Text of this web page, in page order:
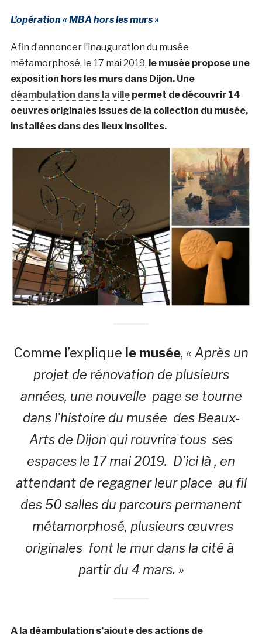
L’opération « MBA hors les murs »
Afin d’annoncer l’inauguration du musée
métamorphosé, le 17 mai 2019, le musée propose une
exposition hors les murs dans Dijon. Une
déambulation dans la villepermet de découvrir 14
oeuvres originales issues de la collection du musée,
installées dans des lieux insolites.
Comme l’explique le musée, « Après un
projet de rénovation de plusieurs
années, une nouvelle page se tourne
dans l’histoire du musée des Beaux-
Arts de Dijon qui rouvrira tous ses
espaces le 17 mai 2019. D’ici là , en
attendant de regagner leur place au fil
des 50 salles du parcours permanent
métamorphosé, plusieurs œuvres
originales font le mur dans la cité à
partir du 4 mars. »
A la déambulation s’ajoute des actions de